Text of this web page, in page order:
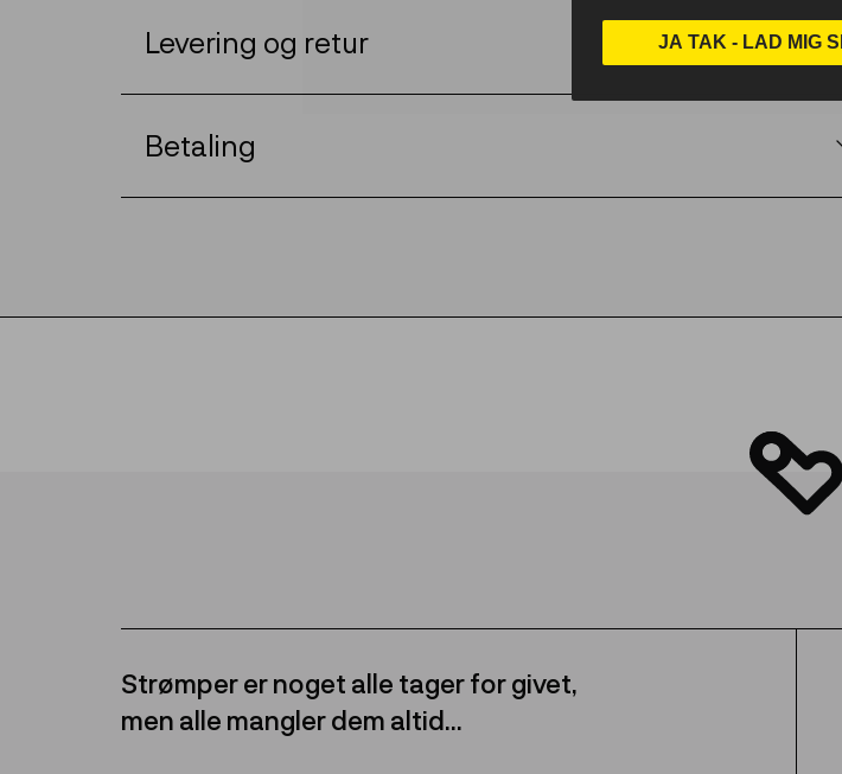
Levering og retur
Betaling
Strømper er noget alle tager for givet,
men alle mangler dem altid...
JA TAK - LAD MIG